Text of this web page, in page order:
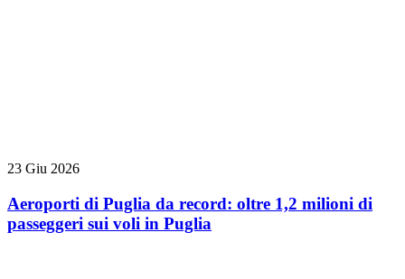
23 Giu 2026
Aeroporti di Puglia da record: oltre 1,2 milioni di
passeggeri sui voli in Puglia